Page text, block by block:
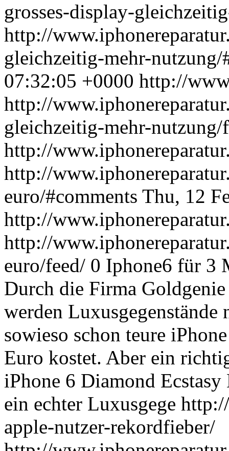
grosses-display-
http://
gleichzeitig-mehr-nutzung/
07:32:05 +0000 http://
http://
gleichzeitig-mehr-nutzung/
http://
http://
euro/#comments Thu, 12
http://
http://
euro/feed/ 0 Iphone6 für 3
Durch die Firma
werden
sowieso schon teure
Euro kostet. Aber ein
iPhone 6 Diamond
ein echter Luxusgege
apple-nutzer-rekordfieber/